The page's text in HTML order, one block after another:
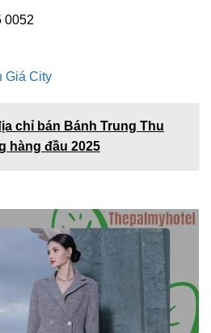
0052
Giá City
chỉ bán Bánh Trung Thu
hàng đầu 2025